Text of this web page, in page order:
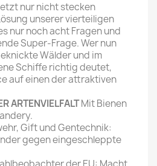
nur nicht stecken
unserer vierteiligen
nur noch acht Fragen und
Super-Frage. Wer nun
Wälder und im
Schiffe richtig deutet,
auf einen der attraktiven
ARTENVIELFALTMit Bienen
Gift und Gentechnik:
gegen eingeschleppte